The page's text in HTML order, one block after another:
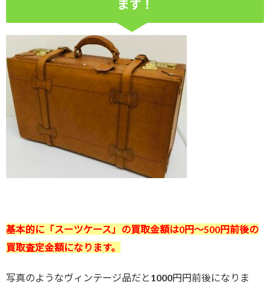
ます！
基本的に 「スーツケース 」の買取金額は0円～500円前後の
買取査定金額になります。
写真のようなヴィンテージ品だと1000円円前後になりま